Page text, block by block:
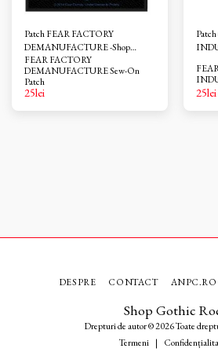
Patch FEAR FACTORY
DEMANUFACTURE -Shop
Gothic Rock
FEAR FACTORY
DEMANUFACTURE Sew-On
Patch
25lei
FEAR
25lei
Shop Gothic
Drepturi de autor © 2026 Toate
Termeni |
DESPRE CONTACT ANPC.RO